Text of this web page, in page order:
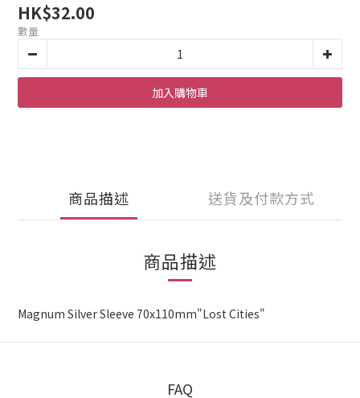
HK$32.00
數量
加入購物車
商品描述 送貨及付款方式
商品描述
Magnum Silver Sleeve 70x110mm"Lost Cities"
FAQ